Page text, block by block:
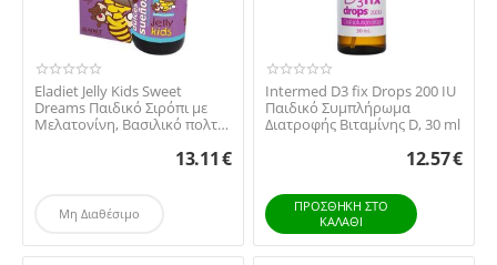
Eladiet Jelly Kids Sweet
Dreams Παιδικό Σιρόπι με
Μελατονίνη, Βασιλικό πολτό
13.11€
Μη Διαθέσιμο
Intermed D3 fix Drops 200 IU
Παιδικό Συμπλήρωμα
Διατροφής Βιταμίνης D, 30 ml
12.57€
ΠΡΟΣΘΉΚΗ ΣΤΟ
ΚΑΛΆΘΙ